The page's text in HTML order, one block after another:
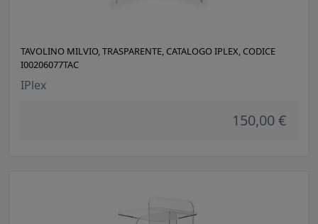
TAVOLINO MILVIO, TRASPARENTE, CATALOGO IPLEX, CODICE
I00206077TAC
IPlex
150,00 €